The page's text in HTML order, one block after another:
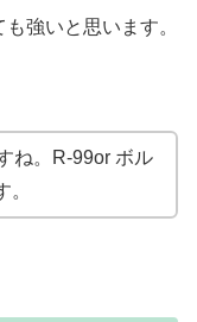
強いと思います。
ね。R-99or ボル